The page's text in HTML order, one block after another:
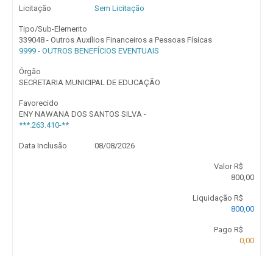
Licitação Sem Licitação
Tipo/Sub-Elemento
339048 - Outros Auxílios Financeiros a Pessoas Físicas
9999 - OUTROS BENEFÍCIOS EVENTUAIS
Órgão
SECRETARIA MUNICIPAL DE EDUCAÇÃO
Favorecido
ENY NAWANA DOS SANTOS SILVA -
***.263.410-**
Data Inclusão 08/08/2026
Valor R$
800,00
Liquidação R$
800,00
Pago R$
0,00